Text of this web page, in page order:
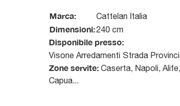
Marca: Cattelan Italia
Dimensioni:240 cm
Disponibile presso:
Visone Arredamenti Strada
Zone servite: Caserta, Napoli,
Capua...